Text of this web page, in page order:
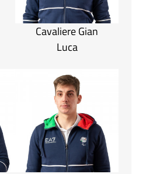
Cavaliere Gian
Luca